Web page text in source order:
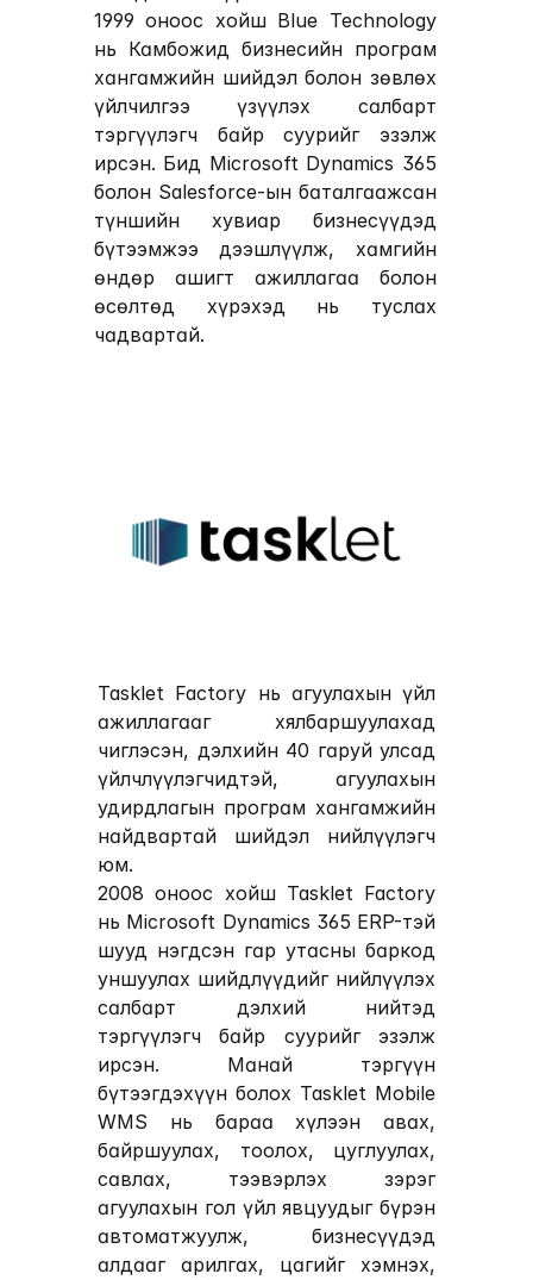
1999 оноос хойш Blue Technology
нь Камбожид бизнесийн програм
хангамжийн шийдэл болон зөвлөх
үйлчилгээ үзүүлэх салбарт
тэргүүлэгч байр суурийг эзэлж
ирсэн. Бид Microsoft Dynamics 365
болон Salesforce-ын баталгаажсан
түншийн хувиар бизнесүүдэд
бүтээмжээ дээшлүүлж, хамгийн
өндөр ашигт ажиллагаа болон
өсөлтөд хүрэхэд нь туслах
чадвартай.
Tasklet Factory нь агуулахын үйл
ажиллагааг хялбаршуулахад
чиглэсэн, дэлхийн 40 гаруй улсад
үйлчлүүлэгчидтэй, агуулахын
удирдлагын програм хангамжийн
найдвартай шийдэл нийлүүлэгч
юм.
2008 оноос хойш Tasklet Factory
нь Microsoft Dynamics 365 ERP-тэй
шууд нэгдсэн гар утасны баркод
уншуулах шийдлүүдийг нийлүүлэх
салбарт дэлхий нийтэд
тэргүүлэгч байр суурийг эзэлж
ирсэн. Манай тэргүүн
бүтээгдэхүүн болох Tasklet Mobile
WMS нь бараа хүлээн авах,
байршуулах, тоолох, цуглуулах,
савлах, тээвэрлэх зэрэг
агуулахын гол үйл явцуудыг бүрэн
автоматжуулж, бизнесүүдэд
алдааг арилгах, цагийг хэмнэх,